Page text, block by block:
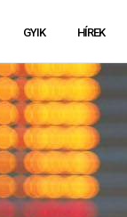
GYIK HÍREK